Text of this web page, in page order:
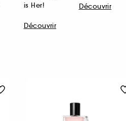
is Her!
Découvrir
Découvrir